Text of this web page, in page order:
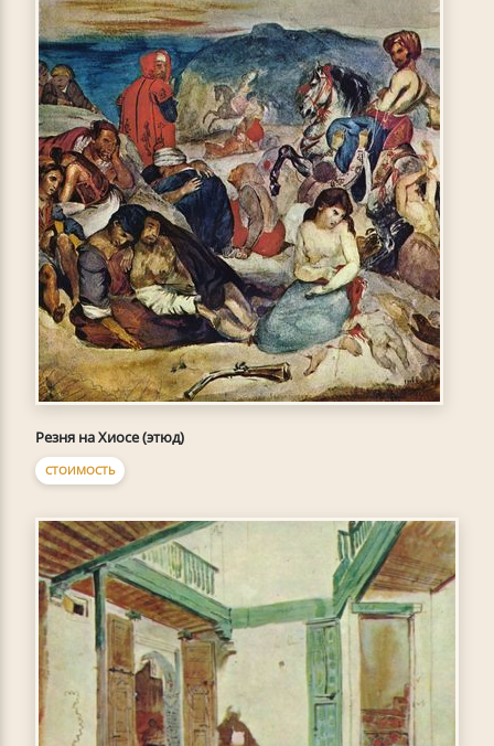
Резня на Хиосе (этюд)
СТОИМОСТЬ